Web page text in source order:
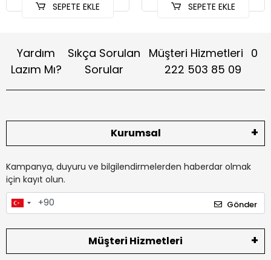
SEPETE EKLE SEPETE EKLE
Yardım
Lazım Mı?
Sıkça Sorulan
Sorular
Müşteri Hizmetleri 0
222 503 85 09
Kurumsal
Kampanya, duyuru ve bilgilendirmelerden haberdar olmak
için kayıt olun.
Gönder
Müşteri Hizmetleri